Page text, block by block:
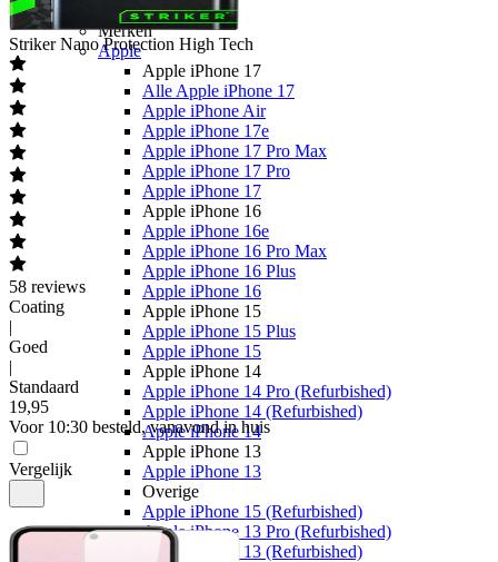
Alle telefoons
Merken
Apple
Apple iPhone 17
Alle Apple iPhone 17
Apple iPhone Air
Apple iPhone 17e
Apple iPhone 17 Pro Max
Apple iPhone 17 Pro
Apple iPhone 17
Apple iPhone 16
Apple iPhone 16e
Apple iPhone 16 Pro Max
Apple iPhone 16 Plus
Apple iPhone 16
Apple iPhone 15
Apple iPhone 15 Plus
Apple iPhone 15
Apple iPhone 14
Apple iPhone 14 Pro (Refurbished)
Apple iPhone 14 (Refurbished)
Apple iPhone 14
Apple iPhone 13
Apple iPhone 13
Overige
Apple iPhone 15 (Refurbished)
Apple iPhone 13 Pro (Refurbished)
Apple iPhone 13 (Refurbished)
Striker Nano Protection High Tech
58 reviews
Coating
|
Goed
|
Standaard
19,95
Voor 10:30 besteld, vanavond in huis
Vergelijk